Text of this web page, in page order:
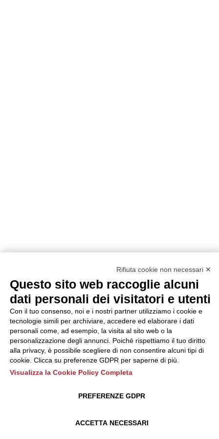
Rifiuta cookie non necessari ✕
Questo sito web raccoglie alcuni
dati personali dei visitatori e utenti
Con il tuo consenso, noi e i nostri partner utilizziamo i cookie e
tecnologie simili per archiviare, accedere ed elaborare i dati
personali come, ad esempio, la visita al sito web o la
personalizzazione degli annunci. Poiché rispettiamo il tuo diritto
alla privacy, è possibile scegliere di non consentire alcuni tipi di
cookie. Clicca su preferenze GDPR per saperne di più.
Visualizza la Cookie Policy Completa
ACCETTA NECESSARI
PREFERENZE GDPR